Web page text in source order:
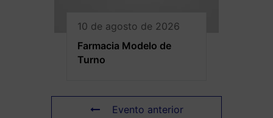
10 de agosto de 2026
Farmacia Modelo de
Turno
Evento anterior